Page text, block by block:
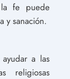
fe puede
y sanación.
a las
religiosas